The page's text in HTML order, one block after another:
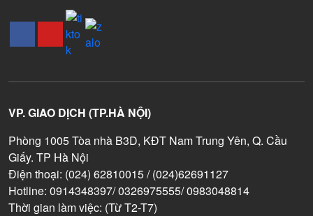
VP. GIAO DỊCH (TP.HÀ NỘI)
Phòng 1005 Tòa nhà B3D, KĐT Nam Trung Yên, Q. Cầu
Giấy. TP Hà Nội
Điện thoại: (024) 62810015 / (024)62691127
Hotline: 0914348397/ 0326975555/ 0983048814
Thời gian làm việc: (Từ T2-T7)